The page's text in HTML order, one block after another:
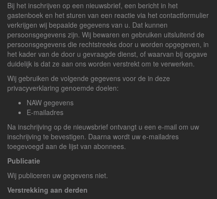
Bij het inschrijven op een nieuwsbrief, een bericht in het
gastenboek en het sturen van een reactie via het contactformulier
verkrijgen wij bepaalde gegevens van u. Dat kunnen
persoonsgegevens zijn. Wij bewaren en gebruiken uitsluitend de
persoonsgegevens die rechtstreeks door u worden opgegeven, in
het kader van de door u gevraagde dienst, of waarvan bij opgave
duidelijk is dat ze aan ons worden verstrekt om te verwerken.
Wij gebruiken de volgende gegevens voor de in deze
privacyverklaring genoemde doelen:
NAW gegevens
E-mailadres
Na inschrijving op de nieuwsbrief ontvangt u een e-mail om uw
inschrijving te bevestigen. Daarna wordt uw e-mailadres
toegevoegd aan de lijst van abonnees.
Publicatie
Wij publiceren uw gegevens niet.
Verstrekking aan derden